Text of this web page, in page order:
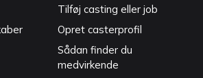
Tilføj casting eller job
Opret casterprofil
Sådan finder du
medvirkende